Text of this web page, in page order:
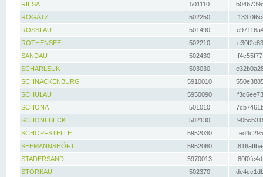
RIESA
501110
ROGÄTZ
502250
ROSSLAU
501490
ROTHENSEE
502210
SANDAU
502430
SCHARLEUK
503030
SCHNACKENBURG
5910010
SCHULAU
5950090
SCHÖNA
501010
SCHÖNEBECK
502130
SCHÖPFSTELLE
5952030
SEEMANNSHÖFT
5952060
STADERSAND
5970013
STORKAU
502370